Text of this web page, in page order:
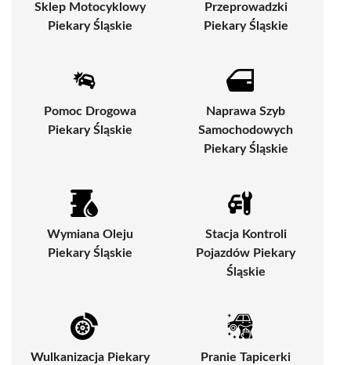
Sklep Motocyklowy
Piekary Śląskie
Przeprowadzki
Piekary Śląskie
Pomoc Drogowa
Piekary Śląskie
Naprawa Szyb
Samochodowych
Piekary Śląskie
Wymiana Oleju
Piekary Śląskie
Stacja Kontroli
Pojazdów Piekary
Śląskie
Wulkanizacja Piekary
Pranie Tapicerki